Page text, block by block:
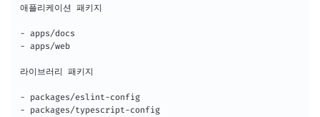
애플리케이션 패키지
- apps/docs
- apps/web
라이브러리 패키지
- packages/eslint-config
- packages/typescript-config